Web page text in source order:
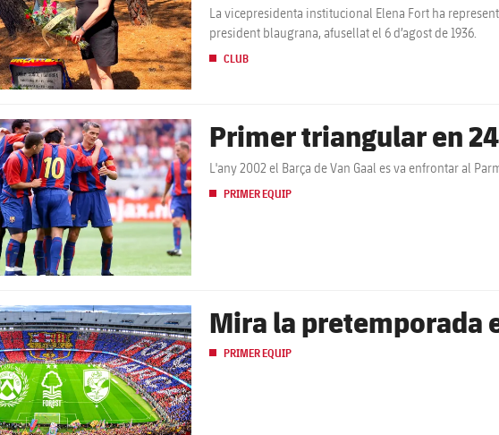
La vicepresidenta institucional Elena Fort ha
president blaugrana, afusellat el 6 d’agost de 1936.
CLUB
badge Primer triangular en
L'any 2002 el Barça de Van Gaal es va enfrontar al
PRIMER EQUIP
badge Mira la pretemporada
PRIMER EQUIP